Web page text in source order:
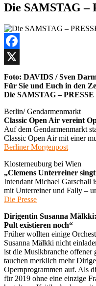
Die SAMSTAG –
Facebook
X
Foto: DAVIDS / Sven
Für Sie und Euch in den
Die SAMSTAG –
Berlin/ Gendarmenmarkt
Classic Open Air vereint
Auf dem Gendarmenmarkt
Classic Open Air mit einer
Berliner Morgenpost
Klosterneuburg bei Wien
„Clemens Unterreiner
Intendant Michael Garschall
mit Unterreiner und Fally –
Die Presse
Dirigentin Susanna
Pult existieren noch“
Früher wollten einige
Susanna Mälkki nicht
ist die Musikbranche offener
tauchen merklich mehr
Opernprogrammen auf. Als
für 2019 ohne eine einzige